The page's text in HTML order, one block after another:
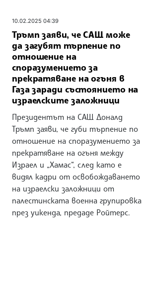
10.02.2025 04:39
Тръмп заяви, че САЩ може
да загубят търпение по
отношение на
споразумението за
прекратяване на огъня в
Газа заради състоянието на
израелските заложници
Президентът на САЩ Доналд
Тръмп заяви, че губи търпение по
отношение на споразумението за
прекратяване на огъня между
Израел и „Хамас“, след като е
видял кадри от освобождаването
на израелски заложници от
палестинската военна групировка
през уикенда, предаде Ройтерс.